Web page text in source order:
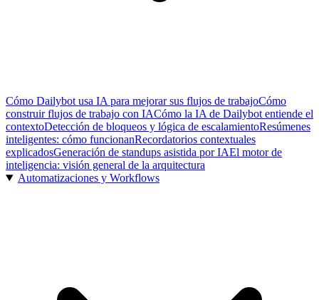
Cómo Dailybot usa IA para mejorar sus flujos de trabajoCómo
construir flujos de trabajo con IACómo la IA de Dailybot entiende el
contextoDetección de bloqueos y lógica de escalamientoResúmenes
inteligentes: cómo funcionanRecordatorios contextuales
explicadosGeneración de standups asistida por IAEl motor de
inteligencia: visión general de la arquitectura
Automatizaciones y Workflows